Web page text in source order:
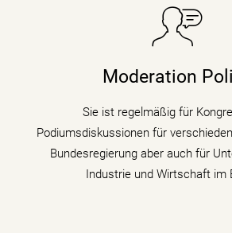
Moderation
Sie ist regelmäßig für
Podiumsdiskussionen für
Bundesregierung aber auch für
Industrie und Wirtschaft im
Sie taucht in Podiumsdiskussionen,
Moderatorin die digitale
mehr erfahren